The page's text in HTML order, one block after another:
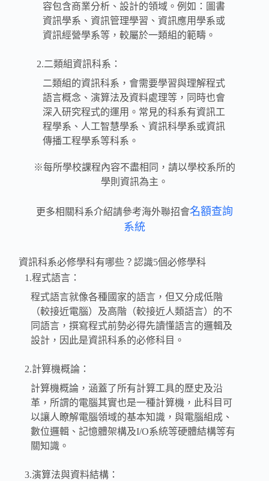
容包含商業分析、設計的領域。例如：圖書
資訊學系、資訊管理學習、資訊應用學系或
資訊經營學系等，較屬於一類組的範疇 。
2.二類組資訊科系：
二類組的資訊科系，會需要學習與理解程式
語言概念、演算法及資料處理等，同時也會
深入研究程式的運用。常見的科系有資訊工
程學系、人工智慧學系、資訊科學系或資訊
傳播工程學系等科系。
※每所學校課程內容不盡相同，請以學校系所的
學則資訊為主。
更多相關科系介紹請參考海外聯招會名額查詢
系統
資訊科系必修學科有哪些？認識5個必修學科
1.程式語言：
程式語言就像各種國家的語言，但又分成低階
（較接近電腦）及高階（較接近人類語言）的不
同語言，撰寫程式前勢必得先讀懂語言的邏輯及
設計，因此是資訊科系的必修科目。
2.計算機概論：
計算機概論，涵蓋了所有計算工具的歷史及沿
革，所謂的電腦其實也是一種計算機，此科目可
以讓人瞭解電腦領域的基本知識，與電腦組成、
數位邏輯、記憶體架構及I/O系統等硬體結構等有
關知識。
3.演算法與資料結構：